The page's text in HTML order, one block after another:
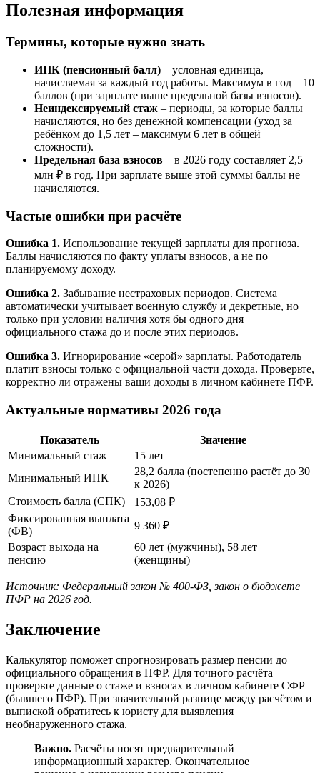
Полезная информация
Термины, которые нужно знать
ИПК (пенсионный балл) – условная единица,
начисляемая за каждый год работы. Максимум в год – 10
баллов (при зарплате выше предельной базы взносов).
Неиндексируемый стаж – периоды, за которые баллы
начисляются, но без денежной компенсации (уход за
ребёнком до 1,5 лет – максимум 6 лет в общей
сложности).
Предельная база взносов – в 2026 году составляет 2,5
млн ₽ в год. При зарплате выше этой суммы баллы не
начисляются.
Частые ошибки при расчёте
Ошибка 1. Использование текущей зарплаты для прогноза.
Баллы начисляются по факту уплаты взносов, а не по
планируемому доходу.
Ошибка 2. Забывание нестраховых периодов. Система
автоматически учитывает военную службу и декретные, но
только при условии наличия хотя бы одного дня
официального стажа до и после этих периодов.
Ошибка 3. Игнорирование «серой» зарплаты. Работодатель
платит взносы только с официальной части дохода. Проверьте,
корректно ли отражены ваши доходы в личном кабинете ПФР.
Актуальные нормативы 2026 года
Показатель
Значение
Минимальный стаж
15 лет
Минимальный ИПК
28,2 балла (постепенно растёт до 30
к 2026)
Стоимость балла (СПК)
153,08 ₽
Фиксированная выплата
(ФВ)
9 360 ₽
Возраст выхода на
пенсию
60 лет (мужчины), 58 лет
(женщины)
Источник: Федеральный закон № 400-ФЗ, закон о бюджете
ПФР на 2026 год.
Заключение
Калькулятор поможет спрогнозировать размер пенсии до
официального обращения в ПФР. Для точного расчёта
проверьте данные о стаже и взносах в личном кабинете СФР
(бывшего ПФР). При значительной разнице между расчётом и
выпиской обратитесь к юристу для выявления
необнаруженного стажа.
Важно. Расчёты носят предварительный
информационный характер. Окончательное